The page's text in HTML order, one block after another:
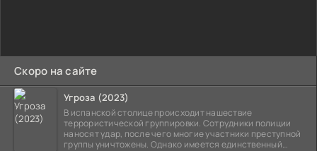
Скоро на сайте
Угроза (2023)
В испанской столице происходит нашествие
террористической группировки. Сотрудники полиции
наносят удар, после чего многие участники преступной
группы уничтожены. Однако имеется единственный